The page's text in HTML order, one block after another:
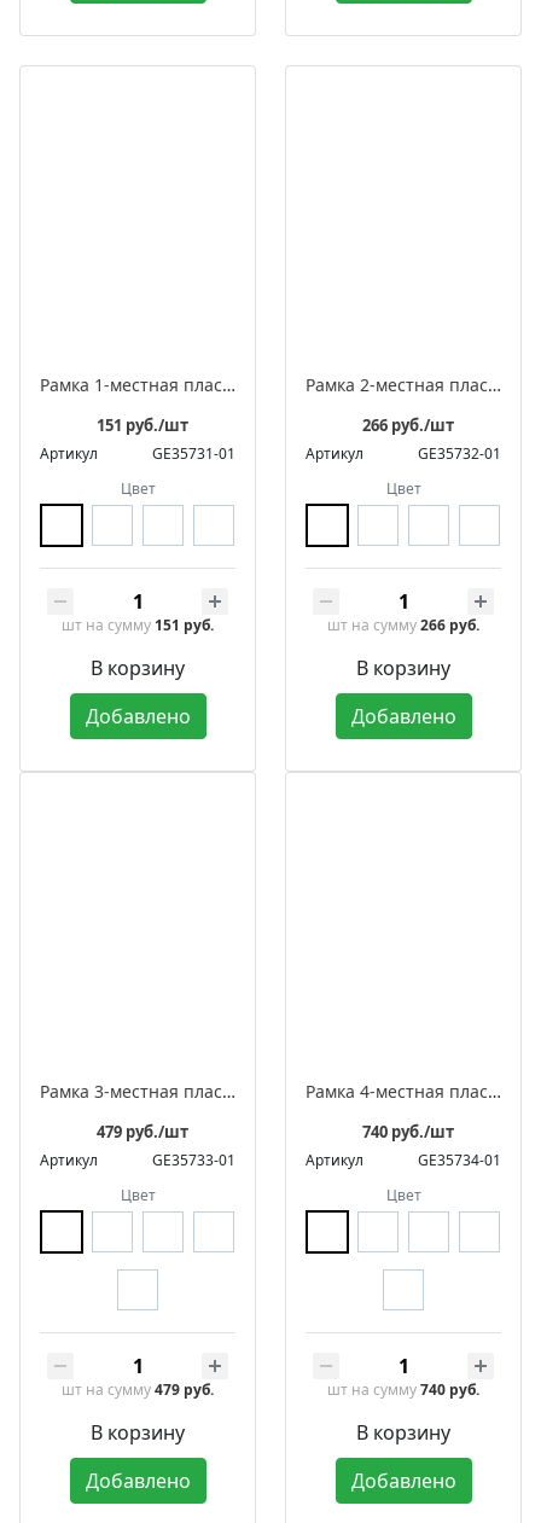
Рамка 1-местная пластиковая встраиваемая, серия ЛАХТА «Геометрика», волна
151 руб./шт
Артикул
GE35731-01
Цвет
шт на сумму 151 руб.
В корзину
Добавлено
Рамка 2-местная пластиковая встраиваемая, серия ЛАХТА «Геометрика», волна
266 руб./шт
Артикул
GE35732-01
Цвет
шт на сумму266 руб.
В корзину
Добавлено
Рамка 3-местная пластиковая встраиваемая, серия ЛАХТА «Геометрика», волна
479 руб./шт
Артикул
GE35733-01
Цвет
шт на сумму479 руб.
В корзину
Добавлено
Рамка 4-местная пластиковая встраиваемая, серия ЛАХТА «Геометрика», волна
740 руб./шт
Артикул
GE35734-01
Цвет
шт на сумму740 руб.
В корзину
Добавлено